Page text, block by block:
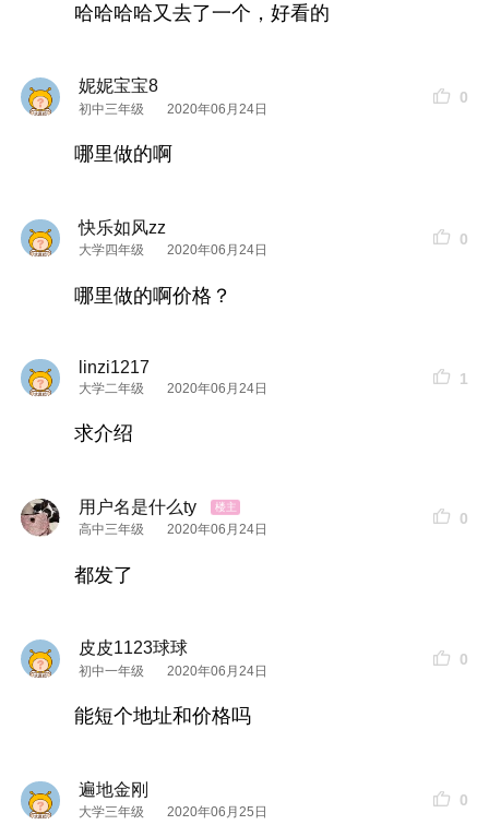
这样看还是不错的，虽然
是不用画 眉毛了。
哈哈哈哈又去了一个，好看的
妮妮宝宝8
初中三年级 2020年06月24日
0
哪里做的啊
快乐如风zz
大学四年级 2020年06月24日
0
哪里做的啊价格？
linzi1217
大学二年级 2020年06月24日
1
求介绍
用户名是什么ty
高中三年级 2020年06月24日
0
都发了
皮皮1123球球
初中一年级 2020年06月24日
0
能短个地址和价格吗
遍地金刚
大学三年级 2020年06月25日
0